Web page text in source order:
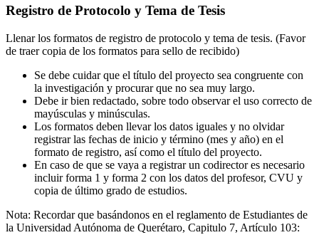
Registro de Protocolo y Tema de Tesis
Llenar los formatos de registro de protocolo y tema de tesis. (Favor
de traer copia de los formatos para sello de recibido)
Se debe cuidar que el título del proyecto sea congruente con
la investigación y procurar que no sea muy largo.
Debe ir bien redactado, sobre todo observar el uso correcto de
mayúsculas y minúsculas.
Los formatos deben llevar los datos iguales y no olvidar
registrar las fechas de inicio y término (mes y año) en el
formato de registro, así como el título del proyecto.
En caso de que se vaya a registrar un codirector es necesario
incluir forma 1 y forma 2 con los datos del profesor, CVU y
copia de último grado de estudios.
Nota: Recordar que basándonos en el reglamento de Estudiantes de
la Universidad Autónoma de Querétaro, Capitulo 7, Artículo 103: